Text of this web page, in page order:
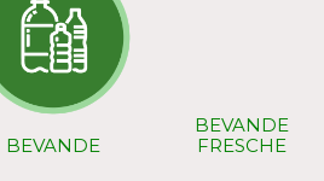
BEVANDE
BEVANDE
FRESCHE